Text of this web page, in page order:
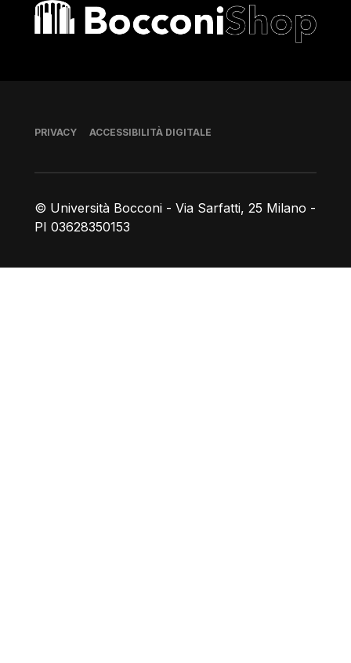
Bocconi shop
© Università Bocconi - Via Sarfatti, 25 Milano -
PI 03628350153
Piè di pagina
PRIVACY ACCESSIBILITÀ DIGITALE